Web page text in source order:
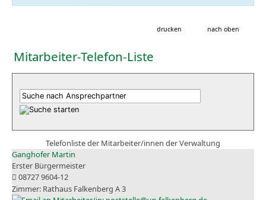
drucken nach oben
Mitarbeiter-Telefon-Liste
Telefonliste der Mitarbeiter/innen der Verwaltung
Ganghofer Martin
Erster Bürgermeister
08727 9604-12
Rathaus Falkenberg A 3